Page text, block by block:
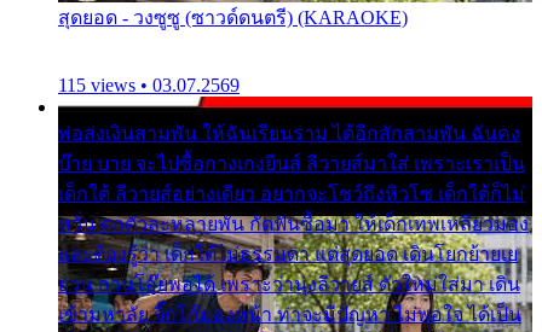
สุดยอด - วงซูซู (ซาวด์ดนตรี) (KARAOKE)
115 views • 03.07.2569
พ่อส่งเงินสามพัน ให้ฉันเรียนราม ได้อีกสักสามพัน ฉันคง
บ๊าย บาย จะไปซื้อกางเกงยีนส์ ลีวายส์มาใส่ เพราะเราเป็น
เด็กใต้ ลีวายส์อย่างเดียว อยากจะโชว์ถึงหิวโซ เด็กใต้ก็ไม่
หวั่น ตกตัวละหลายพัน กัดฟันซื้อมา ให้เด็กเทพเหลียวมอง
และต้องรู้ว่า เด็กใต้ไม่ธรรมดา แต่สุดยอด เดินโยกย้ายเย
ยวน กวนโอ๊ยพอได้ เพราะว่านุ่งลีวายส์ ตัวใหม่ใส่มา เดิน
เข้ามหาลัย จิ๊กโก๊มองหน้า ท่าจะมีปัญหา ไม่พอใจ ได้เป็น